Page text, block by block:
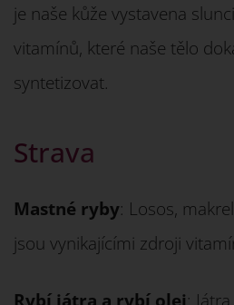
je naše kůže vystavena
vitamínů, které naše tělo
syntetizovat.
Strava
Mastné ryby: Losos,
jsou vynikajícími zdroji